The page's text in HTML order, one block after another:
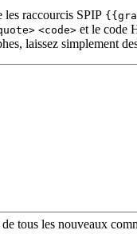
les raccourcis SPIP
<code> et le code
laissez simplement
tous les nouveaux